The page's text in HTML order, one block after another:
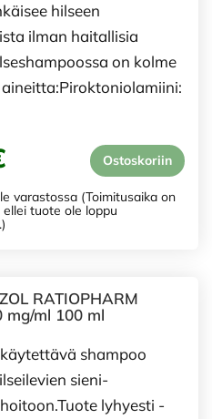
hilseen
ilman haitallisia
on kolme
Ostoskoriin
varastossa (Toimitusaika on
ellei tuote ole loppu
RATIOPHARM
mg/ml 100 ml
shampoo
sieni-
lyhyesti -